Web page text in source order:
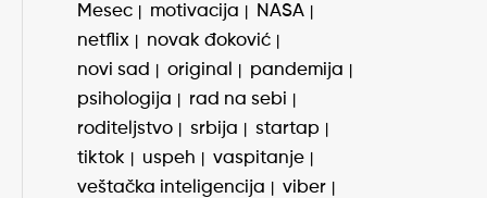
Mesec
motivacija
NASA
netflix
novak đoković
novi sad
original
pandemija
psihologija
rad na sebi
roditeljstvo
srbija
startap
tiktok
uspeh
vaspitanje
veštačka inteligencija
viber